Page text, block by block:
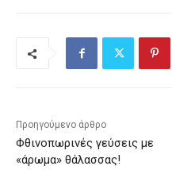
Προηγούμενο άρθρο
Φθινοπωρινές γεύσεις με
«άρωμα» θάλασσας!